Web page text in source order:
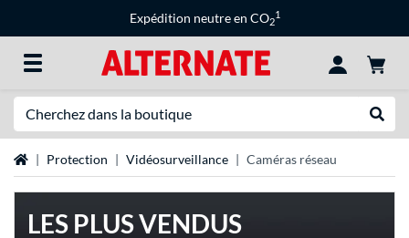
Expédition neutre en CO2
1
Page d'accueil
Protection Vidéosurveillance Caméras réseau
LES PLUS VENDUS